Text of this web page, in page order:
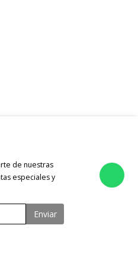
de nuestras
especiales y
Enviar